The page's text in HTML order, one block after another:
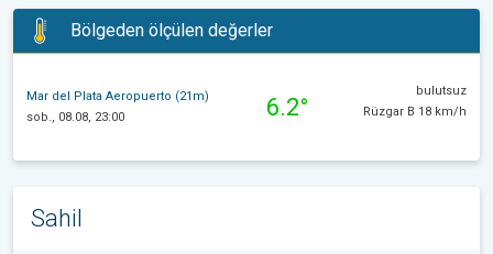
Bölgeden ölçülen değerler
Mar del Plata Aeropuerto (21m)
sob., 08.08, 23:00
6.2°
bulutsuz
Rüzgar B 18 km/h
Sahil